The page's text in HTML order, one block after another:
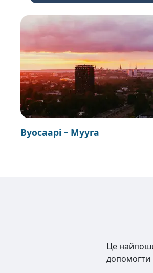
Вуосаарі - Мууга
Це
допомогти